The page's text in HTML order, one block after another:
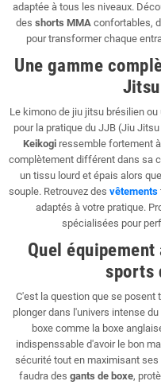
adaptée à tous les niveaux.
des shorts MMA confortables,
pour transformer chaque
Une gamme
Le kimono de jiu jitsu brésilien
pour la pratique du JJB (Jiu
Keikogiressemble fortement
complètement différent dans sa
un tissu lourd et épais alors
souple. Retrouvez des vêtements
adaptés à votre pratique.
spécialisées pour
Quel
sports
C'est la question que se posent
plonger dans l'univers intense
boxe comme la boxe
indispenssable d'avoir le bon
sécurité tout en maximisant
faudra des gants de boxe,